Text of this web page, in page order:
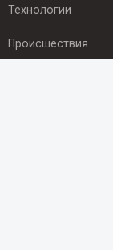
Технологии
Происшествия